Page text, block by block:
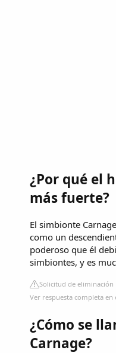
¿Por qué el
más fuerte?
El simbionte
como un
poderoso que él
simbiontes, y es
Solicitud de eliminación
Ver respuesta completa en
¿Cómo se
Carnage?